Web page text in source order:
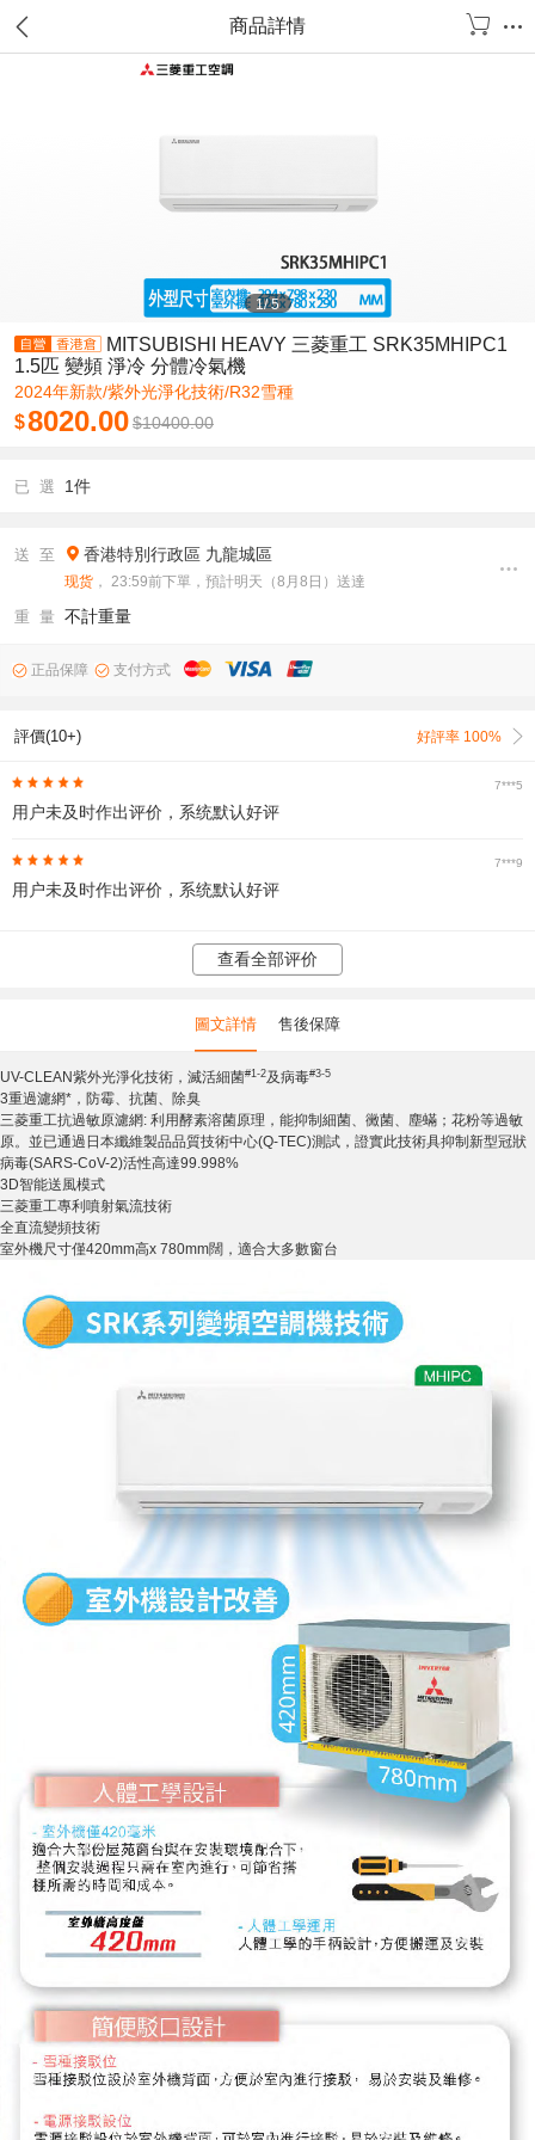
商品詳情
1/5
MITSUBISHI HEAVY 三菱重工 SRK35MHIPC1
1.5匹 變頻 淨冷 分體冷氣機
2024年新款/紫外光淨化技術/R32雪種
$8020.00$10400.00
已 選 1件
送 至 香港特別行政區 九龍城區
现货 ， 23:59前下單，預計明天（8月8日）送達
重 量 不計重量
正品保障 支付方式
評價(10+) 好評率 100%
7***5
用户未及时作出评价，系统默认好评
7***9
用户未及时作出评价，系统默认好评
查看全部评价
圖文詳情 售後保障
UV-CLEAN紫外光淨化技術，滅活細菌#1-2及病毒#3-5
3重過濾網*，防霉、抗菌、除臭
三菱重工抗過敏原濾網: 利用酵素溶菌原理，能抑制細菌、黴菌、塵蟎；花粉等過敏
原。並已通過日本纖維製品品質技術中心(Q-TEC)測試，證實此技術具抑制新型冠狀
病毒(SARS-CoV-2)活性高達99.998%
3D智能送風模式
三菱重工專利噴射氣流技術
全直流變頻技術
室外機尺寸僅420mm高x 780mm闊，適合大多數窗台